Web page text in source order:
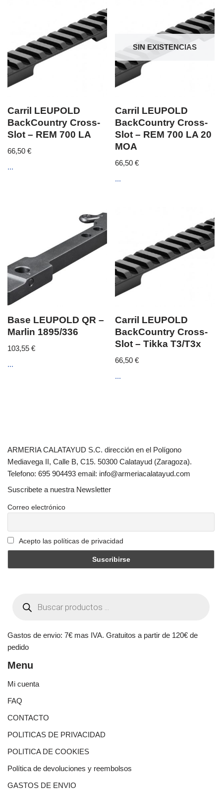
Carril LEUPOLD
BackCountry Cross-
Slot – REM 700 LA
66,50 €
...
SIN EXISTENCIAS
Carril LEUPOLD
BackCountry Cross-
Slot – REM 700 LA 20
MOA
66,50€
...
Base LEUPOLD QR –
Marlin 1895/336
103,55 €
...
Carril LEUPOLD
BackCountry Cross-
Slot – Tikka T3/T3x
66,50€
...
ARMERIA CALATAYUD S.C. dirección en el Polígono
Mediavega II, Calle B, C15. 50300 Calatayud (Zaragoza).
Telefono: 695 904493 email: info@armeriacalatayud.com
Suscribete a nuestra Newsletter
Correo electrónico
Acepto las políticas de privacidad
Gastos de envio: 7€ mas IVA. Gratuitos a partir de 120€ de
pedido
Menu
Mi cuenta
FAQ
CONTACTO
POLITICAS DE PRIVACIDAD
POLITICA DE COOKIES
Política de devoluciones y reembolsos
GASTOS DE ENVIO